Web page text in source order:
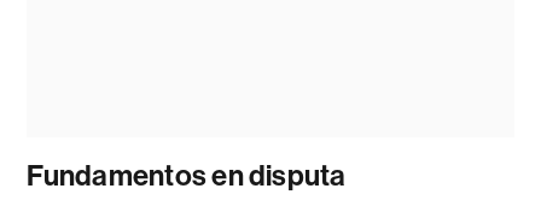
Fundamentos en disputa